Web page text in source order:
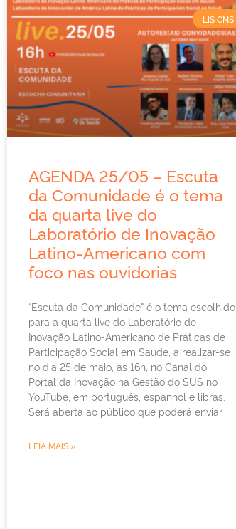
LIS CNS
AGENDA 25/05 – Escuta
da Comunidade é o tema
da quarta live do
Laboratório de Inovação
Latino-Americano com
foco nas ouvidorias
“Escuta da Comunidade” é o tema escolhido
para a quarta live do Laboratório de
Inovação Latino-Americano de Práticas de
Participação Social em Saúde, a realizar-se
no dia 25 de maio, às 16h, no Canal do
Portal da Inovação na Gestão do SUS no
YouTube, em português, espanhol e libras.
Será aberta ao público que poderá enviar
LEIA MAIS »